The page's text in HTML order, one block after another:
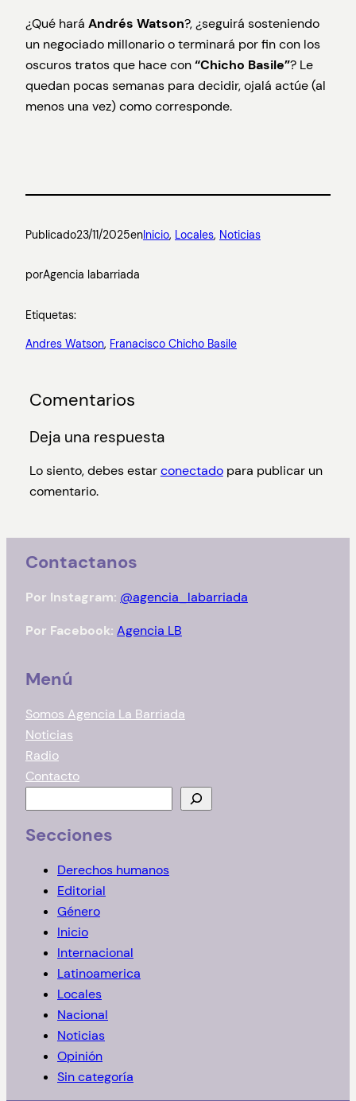
¿Qué hará Andrés Watson?, ¿seguirá sosteniendo
un negociado millonario o terminará por fin con los
oscuros tratos que hace con“Chicho Basile”? Le
quedan pocas semanas para decidir, ojalá actúe (al
menos una vez) como corresponde.
Publicado23/11/2025enInicio, Locales, Noticias
porAgencia labarriada
Etiquetas:
Andres Watson, Franacisco Chicho Basile
Comentarios
Deja una respuesta
Lo siento, debes estarconectadopara publicar un
comentario.
Contactanos
Por Instagram: @agencia_labarriada
Por Facebook: Agencia LB
Menú
Somos Agencia La Barriada
Noticias
Radio
Contacto
u
s
Secciones
Derechos humanos
Editorial
Género
Inicio
Internacional
Latinoamerica
Locales
Nacional
Noticias
Opinión
Sin categoría